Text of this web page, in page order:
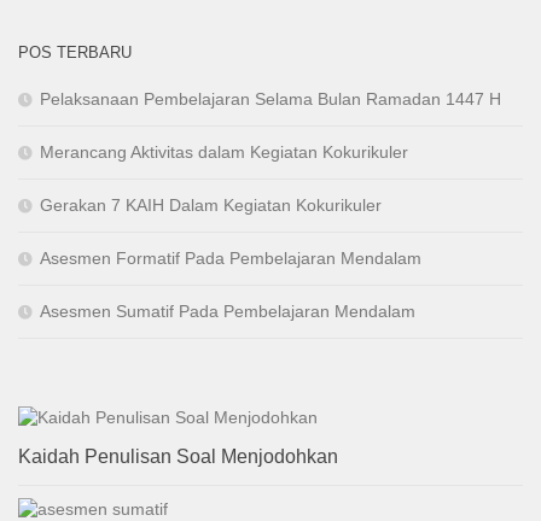
POS TERBARU
Pelaksanaan Pembelajaran Selama Bulan Ramadan 1447 H
Merancang Aktivitas dalam Kegiatan Kokurikuler
Gerakan 7 KAIH Dalam Kegiatan Kokurikuler
Asesmen Formatif Pada Pembelajaran Mendalam
Asesmen Sumatif Pada Pembelajaran Mendalam
Kaidah Penulisan Soal Menjodohkan